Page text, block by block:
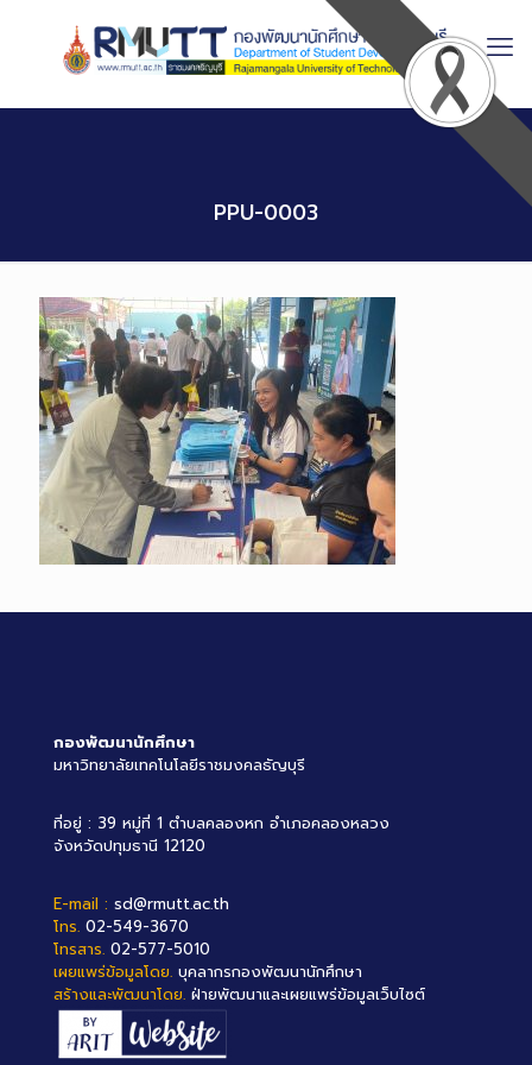
PPU-0003
กองพัฒนานักศึกษา
มหาวิทยาลัยเทคโนโลยีราชมงคลธัญบุรี
ที่อยู่ : 39 หมู่ที่ 1 ตำบลคลองหก อำเภอคลองหลวง
จังหวัดปทุมธานี 12120
E-mail : sd@rmutt.ac.th
โทร. 02-549-3670
โทรสาร. 02-577-5010
เผยแพร่ข้อมูลโดย. บุคลากรกองพัฒนานักศึกษา
สร้างและพัฒนาโดย. ฝ่ายพัฒนาและเผยแพร่ข้อมูลเว็บไซต์